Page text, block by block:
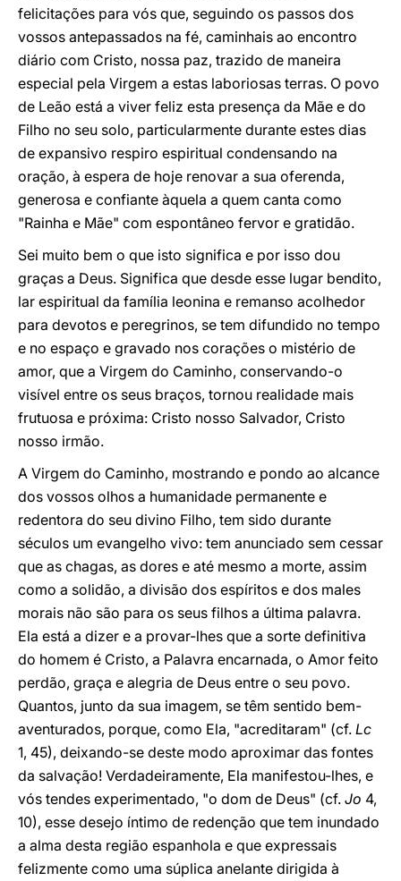
felicitações para vós que, seguindo os passos dos
vossos antepassados na fé, caminhais ao encontro
diário com Cristo, nossa paz, trazido de maneira
especial pela Virgem a estas laboriosas terras. O povo
de Leão está a viver feliz esta presença da Mãe e do
Filho no seu solo, particularmente durante estes dias
de expansivo respiro espiritual condensando na
oração, à espera de hoje renovar a sua oferenda,
generosa e confiante àquela a quem canta como
"Rainha e Mãe" com espontâneo fervor e gratidão.
Sei muito bem o que isto significa e por isso dou
graças a Deus. Significa que desde esse lugar bendito,
lar espiritual da família leonina e remanso acolhedor
para devotos e peregrinos, se tem difundido no tempo
e no espaço e gravado nos corações o mistério de
amor, que a Virgem do Caminho, conservando-o
visível entre os seus braços, tornou realidade mais
frutuosa e próxima: Cristo nosso Salvador, Cristo
nosso irmão.
A Virgem do Caminho, mostrando e pondo ao alcance
dos vossos olhos a humanidade permanente e
redentora do seu divino Filho, tem sido durante
séculos um evangelho vivo: tem anunciado sem cessar
que as chagas, as dores e até mesmo a morte, assim
como a solidão, a divisão dos espíritos e dos males
morais não são para os seus filhos a última palavra.
Ela está a dizer e a provar-lhes que a sorte definitiva
do homem é Cristo, a Palavra encarnada, o Amor feito
perdão, graça e alegria de Deus entre o seu povo.
Quantos, junto da sua imagem, se têm sentido bem-
aventurados, porque, como Ela, "acreditaram" (cf. Lc
1, 45), deixando-se deste modo aproximar das fontes
da salvação! Verdadeiramente, Ela manifestou-lhes, e
vós tendes experimentado, "o dom de Deus" (cf. Jo 4,
10), esse desejo íntimo de redenção que tem inundado
a alma desta região espanhola e que expressais
felizmente como uma súplica anelante dirigida à